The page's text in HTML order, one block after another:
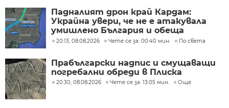
Падналият дрон край Кардам:
Украйна увери, че не е атакувала
умишлено България и обеща
разследване
20:13, 08.08.2026 Чете се за: 00:40 мин. По света
Прабългарски надпис и смущаващи
погребални обреди в Плиска
20:30, 08.08.2026 Чете се за: 13:05 мин. Още